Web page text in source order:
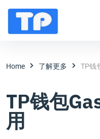
Home 了解更多 TP钱
TP钱包
用